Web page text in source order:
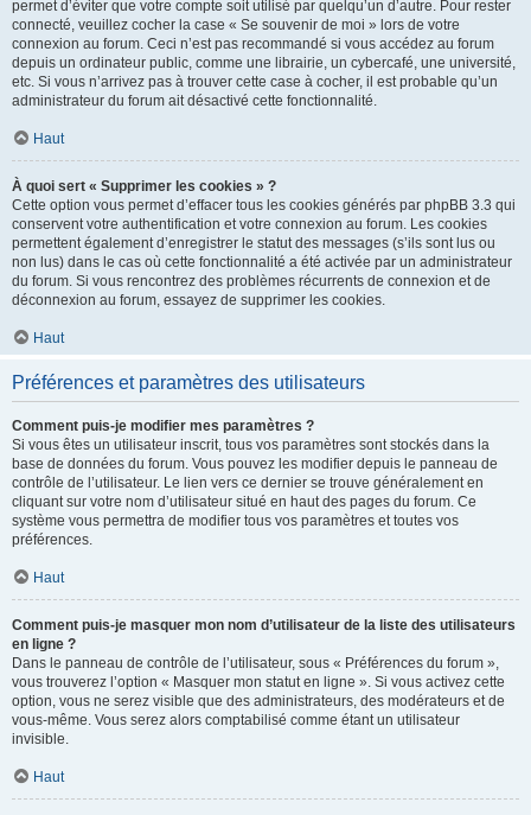
permet d’éviter que votre compte soit utilisé par quelqu’un d’autre. Pour rester
connecté, veuillez cocher la case « Se souvenir de moi » lors de votre
connexion au forum. Ceci n’est pas recommandé si vous accédez au forum
depuis un ordinateur public, comme une librairie, un cybercafé, une université,
etc. Si vous n’arrivez pas à trouver cette case à cocher, il est probable qu’un
administrateur du forum ait désactivé cette fonctionnalité.
Haut
À quoi sert « Supprimer les cookies » ?
Cette option vous permet d’effacer tous les cookies générés par phpBB 3.3 qui
conservent votre authentification et votre connexion au forum. Les cookies
permettent également d’enregistrer le statut des messages (s’ils sont lus ou
non lus) dans le cas où cette fonctionnalité a été activée par un administrateur
du forum. Si vous rencontrez des problèmes récurrents de connexion et de
déconnexion au forum, essayez de supprimer les cookies.
Haut
Préférences et paramètres des utilisateurs
Comment puis-je modifier mes paramètres ?
Si vous êtes un utilisateur inscrit, tous vos paramètres sont stockés dans la
base de données du forum. Vous pouvez les modifier depuis le panneau de
contrôle de l’utilisateur. Le lien vers ce dernier se trouve généralement en
cliquant sur votre nom d’utilisateur situé en haut des pages du forum. Ce
système vous permettra de modifier tous vos paramètres et toutes vos
préférences.
Haut
Comment puis-je masquer mon nom d’utilisateur de la liste des utilisateurs
en ligne ?
Dans le panneau de contrôle de l’utilisateur, sous « Préférences du forum »,
vous trouverez l’option « Masquer mon statut en ligne ». Si vous activez cette
option, vous ne serez visible que des administrateurs, des modérateurs et de
vous-même. Vous serez alors comptabilisé comme étant un utilisateur
invisible.
Haut